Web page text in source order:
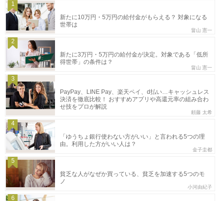
1
新たに10万円・5万円の給付金がもらえる？ 対象になる
世帯は
畠山 憲一
2
新たに3万円・5万円の給付金が決定。対象である「低所
得世帯」の条件は？
畠山 憲一
3
PayPay、LINE Pay、楽天ペイ、d払い…キャッシュレス
決済を徹底比較！ おすすめアプリや高還元率の組み合わ
せ技をプロが解説
頼藤 太希
4
「ゆうちょ銀行使わない方がいい」と言われる5つの理
由。利用した方がいい人は？
金子圭都
5
貧乏な人がなぜか買っている、貧乏を加速する5つのモ
ノ
小河由紀子
6